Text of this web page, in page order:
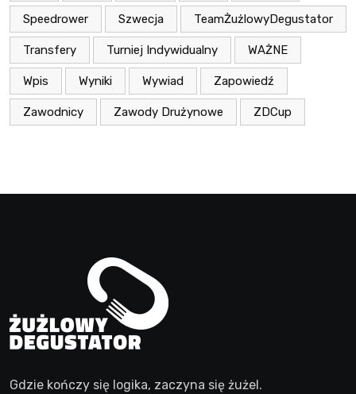
Speedrower Szwecja TeamŻużlowyDegustator
Transfery Turniej Indywidualny WAŻNE
Wpis Wyniki Wywiad Zapowiedź
Zawodnicy Zawody Drużynowe ZDCup
Gdzie kończy się logika, zaczyna się żużel.